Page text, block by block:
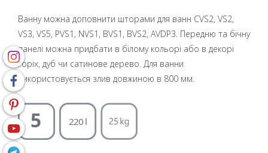
Ванну можна доповнити шторами для ванн CVS2, VS2,
VS3, VS5, PVS1, NVS1, BVS1, BVS2, AVDP3. Передню та бічну
панелі можна придбати в білому кольорі або в декорі
горіх, дуб чи сатинове дерево. Для ванни
використовується злив довжиною в 800 мм.